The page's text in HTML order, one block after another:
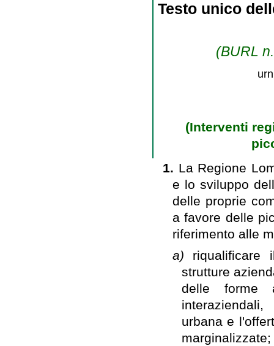
Testo unico
(BURL
(Interventi
1. La Regione
e lo sviluppo
delle proprie
a favore delle
riferimento alle
a) riqualificare
strutture
delle forme
urbana e
marginalizzate;